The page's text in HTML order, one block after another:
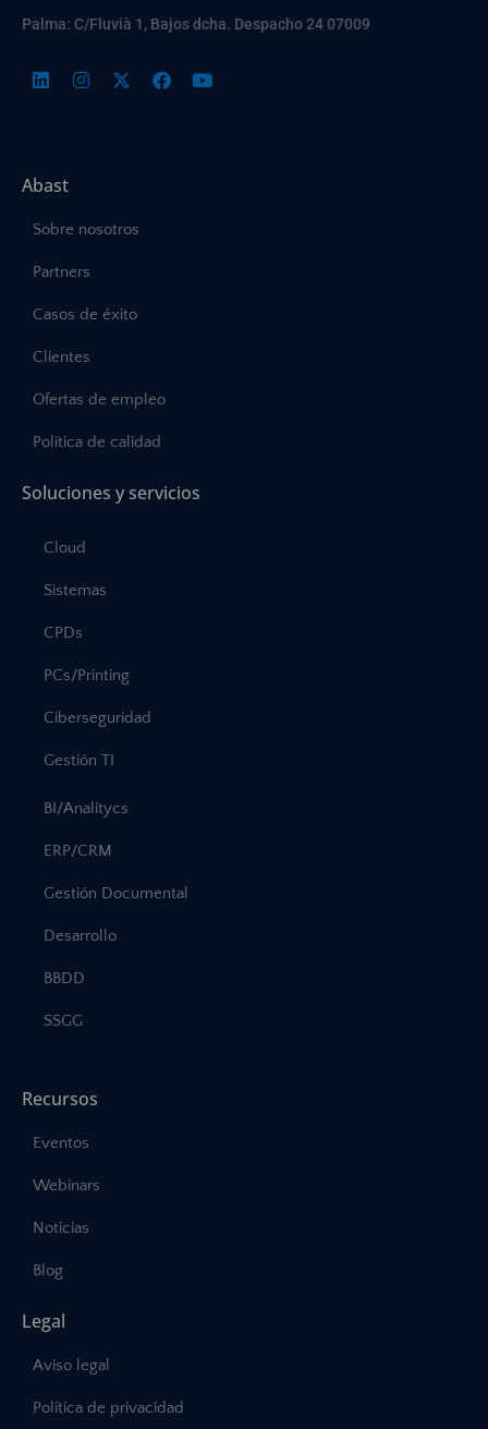
Palma: C/Fluvià 1, Bajos dcha. Despacho 24 07009
Abast
Sobre nosotros
Partners
Casos de éxito
Clientes
Ofertas de empleo
Política de calidad
Soluciones y servicios
Cloud
Sistemas
CPDs
PCs/Printing
Ciberseguridad
Gestión TI
BI/Analitycs
ERP/CRM
Gestión Documental
Desarrollo
BBDD
SSGG
Recursos
Eventos
Webinars
Noticias
Blog
Legal
Aviso legal
Política de privacidad